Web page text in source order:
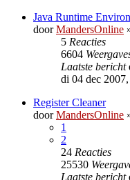
Java Runtime
doorMandersOnline
5 Reacties
6604
Laatste bericht
di 04 dec
Register Cleaner
doorMandersOnline
1
2
24 Reacties
25530
Laatste bericht